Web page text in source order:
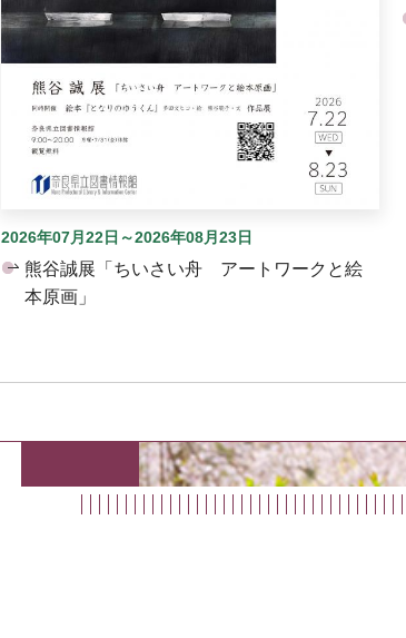
2026年07月22日～2026年08月23日
熊谷誠展「ちいさい舟 アートワークと絵
本原画」